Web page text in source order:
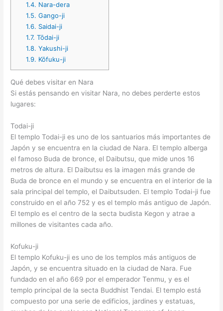
1.4. Nara-dera
1.5. Gango-ji
1.6. Saidai-ji
1.7. Tōdai-ji
1.8. Yakushi-ji
1.9. Kōfuku-ji
Qué debes visitar en Nara
Si estás pensando en visitar Nara, no debes perderte estos
lugares:
Todai-ji
El templo Todai-ji es uno de los santuarios más importantes de
Japón y se encuentra en la ciudad de Nara. El templo alberga
el famoso Buda de bronce, el Daibutsu, que mide unos 16
metros de altura. El Daibutsu es la imagen más grande de
Buda de bronce en el mundo y se encuentra en el interior de la
sala principal del templo, el Daibutsuden. El templo Todai-ji fue
construido en el año 752 y es el templo más antiguo de Japón.
El templo es el centro de la secta budista Kegon y atrae a
millones de visitantes cada año.
Kofuku-ji
El templo Kofuku-ji es uno de los templos más antiguos de
Japón, y se encuentra situado en la ciudad de Nara. Fue
fundado en el año 669 por el emperador Tenmu, y es el
templo principal de la secta Buddhist Tendai. El templo está
compuesto por una serie de edificios, jardines y estatuas,